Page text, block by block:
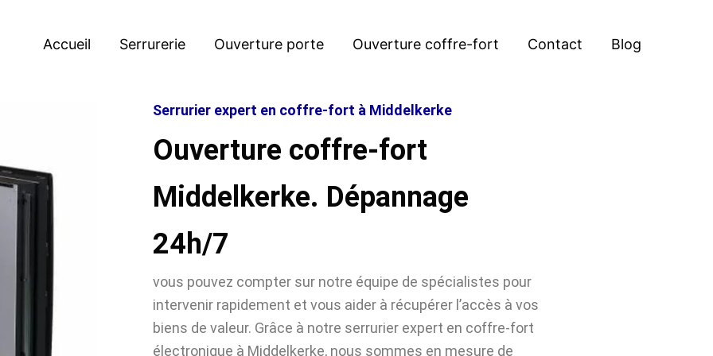
Accueil Serrurerie Ouverture porte Ouverture coffre-fort Contact Blog
Serrurier expert en coffre-fort à Middelkerke
Ouverture coffre-fort
Middelkerke. Dépannage
24h/7
vous pouvez compter sur notre équipe de spécialistes pour
intervenir rapidement et vous aider à récupérer l’accès à vos
biens de valeur. Grâce à notre serrurier expert en coffre-fort
électronique à Middelkerke, nous sommes en mesure de